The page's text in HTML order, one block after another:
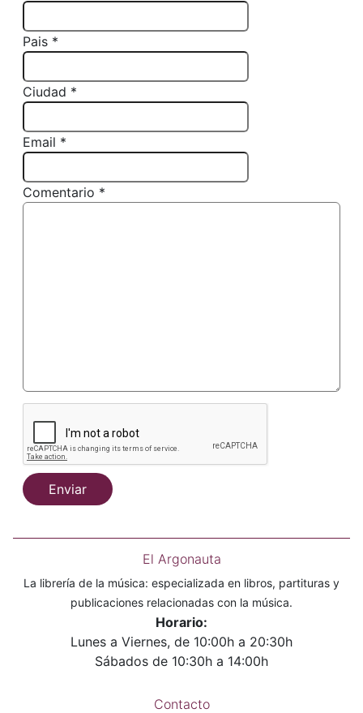
Pais *
Ciudad *
Email *
Comentario *
Enviar
El Argonauta
La librería de la música: especializada en libros, partituras y
publicaciones relacionadas con la música.
Horario:
Lunes a Viernes, de 10:00h a 20:30h
Sábados de 10:30h a 14:00h
Contacto